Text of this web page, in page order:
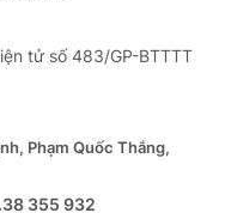
tử số 483/GP-BTTTT
Phạm Quốc Thắng,
355 932